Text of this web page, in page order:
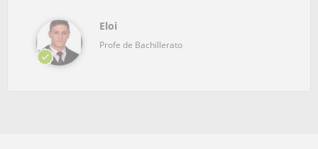
Eloi
Profe de Bachillerato